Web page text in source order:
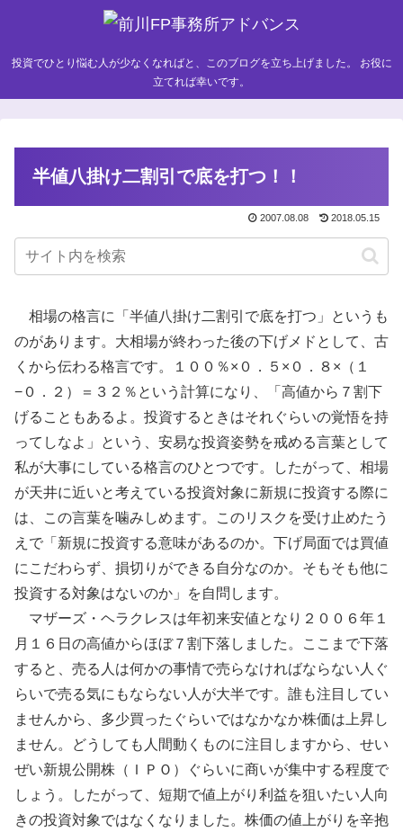
投資でひとり悩む人が少なくなればと、このブログを立ち上げました。 お役に
立てれば幸いです。
半値八掛け二割引で底を打つ！！
2007.08.08 2018.05.15
相場の格言に「半値八掛け二割引で底を打つ」というも
のがあります。大相場が終わった後の下げメドとして、古
くから伝わる格言です。１００％×０．５×０．８×（１
−０．２）＝３２％という計算になり、「高値から７割下
げることもあるよ。投資するときはそれぐらいの覚悟を持
ってしなよ」という、安易な投資姿勢を戒める言葉として
私が大事にしている格言のひとつです。したがって、相場
が天井に近いと考えている投資対象に新規に投資する際に
は、この言葉を噛みしめます。このリスクを受け止めたう
えで「新規に投資する意味があるのか。下げ局面では買値
にこだわらず、損切りができる自分なのか。そもそも他に
投資する対象はないのか」を自問します。
マザーズ・ヘラクレスは年初来安値となり２００６年１
月１６日の高値からほぼ７割下落しました。ここまで下落
すると、売る人は何かの事情で売らなければならない人ぐ
らいで売る気にもならない人が大半です。誰も注目してい
ませんから、多少買ったぐらいではなかなか株価は上昇し
ません。どうしても人間動くものに注目しますから、せい
ぜい新規公開株（ＩＰＯ）ぐらいに商いが集中する程度で
しょう。したがって、短期で値上がり利益を狙いたい人向
きの投資対象ではなくなりました。株価の値上がりを辛抱